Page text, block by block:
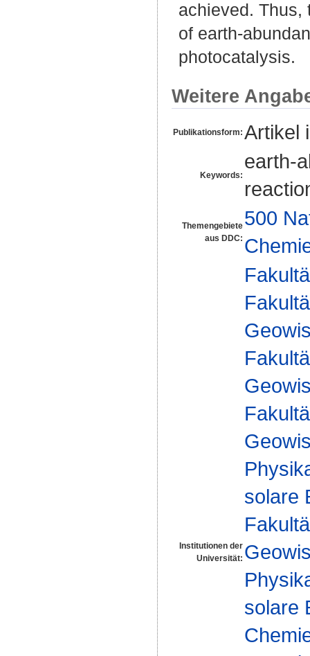
achieved. Thus,
of earth-
photocatalysis.
Weitere
Publikationsform: Artikel
Keywords:
earth-
Themengebiete
aus DDC:
500
Institutionen der
Universität:
solare
solare